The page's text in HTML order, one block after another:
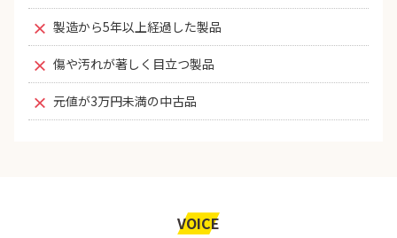
製造から5年以上経過した製品
傷や汚れが著しく目立つ製品
元値が3万円未満の中古品
VOICE